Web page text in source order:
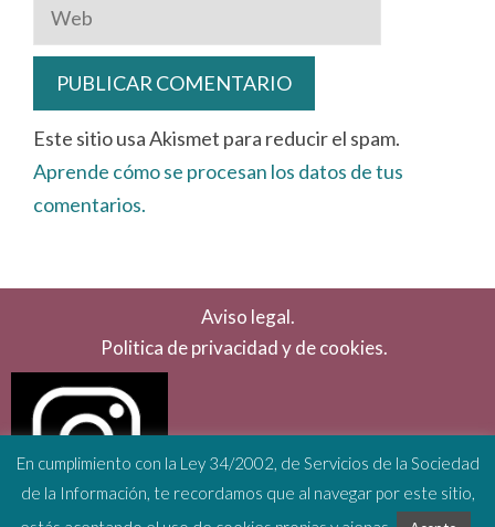
Web
Este sitio usa Akismet para reducir el spam.
Aprende cómo se procesan los datos de tus
comentarios.
Aviso legal.
Politica de privacidad y de cookies.
En cumplimiento con la Ley 34/2002, de Servicios de la Sociedad
de la Información, te recordamos que al navegar por este sitio,